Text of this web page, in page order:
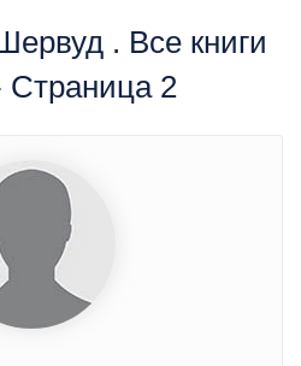
. Все книги
Страница 2